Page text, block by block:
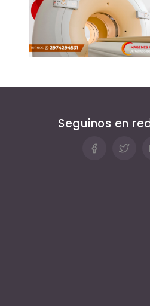
Seguinos en